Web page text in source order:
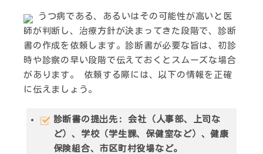
うつ病である、あるいはその可能性が高いと医
師が判断し、治療方針が決まってきた段階で、診断
書の作成を依頼します。診断書が必要な旨は、初診
時や診察の早い段階で伝えておくとスムーズな場合
があります。 依頼する際には、以下の情報を正確
に伝えましょう。
診断書の提出先 : 会社（人事部、上司な
ど）、学校（学生課、保健室など）、健康
保険組合、市区町村役場など。